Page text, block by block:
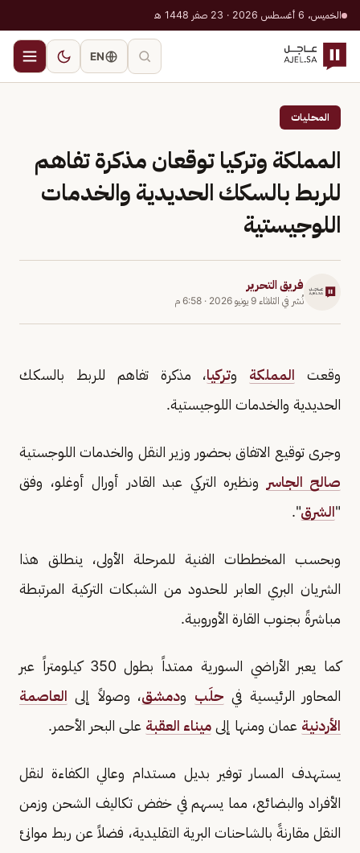
الخميس، 6 أغسطس 2026 · 23 صفر 1448 هـ
EN
المحليات
المملكة وتركيا توقعان مذكرة تفاهم
للربط بالسكك الحديدية والخدمات
اللوجيستية
فريق التحرير
نُشر في الثلاثاء 9 يونيو 2026 · 6:58 م
وقعت المملكة وتركيا، مذكرة تفاهم للربط بالسكك
الحديدية والخدمات اللوجيستية.
وجرى توقيع الاتفاق بحضور وزير النقل والخدمات اللوجستية
صالح الجاسر
ونظيره التركي عبد القادر أورال أوغلو، وفق
"الشرق".
وبحسب المخططات الفنية للمرحلة الأولى، ينطلق هذا
الشريان البري العابر للحدود من الشبكات التركية المرتبطة
مباشرةً بجنوب القارة الأوروبية.
كما يعبر الأراضي السورية ممتداً بطول 350 كيلومتراً عبر
المحاور الرئيسية في حلَب ودمشق، وصولاً إلى العاصمة
الأردنية عمان ومنها إلى ميناء العقبة على البحر الأحمر.
يستهدف المسار توفير بديل مستدام وعالي الكفاءة لنقل
الأفراد والبضائع، مما يسهم في خفض تكاليف الشحن وزمن
النقل مقارنةً بالشاحنات البرية التقليدية، فضلاً عن ربط موانئ